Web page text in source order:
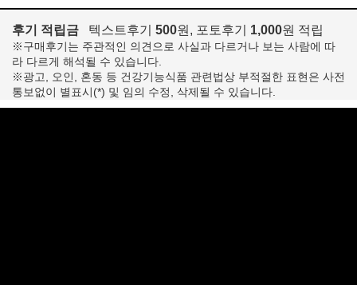
후기 적립금 텍스트후기 500원, 포토후기 1,000원 적립
※구매후기는 주관적인 의견으로 사실과 다르거나 보는 사람에 따
라 다르게 해석될 수 있습니다.
※광고, 오인, 혼동 등 건강기능식품 관련법상 부적절한 표현은 사전
통보없이 별표시(*) 및 임의 수정, 삭제될 수 있습니다.